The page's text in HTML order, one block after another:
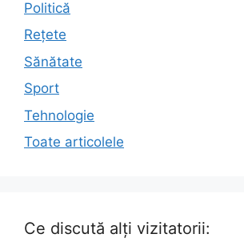
Politică
Rețete
Sănătate
Sport
Tehnologie
Toate articolele
Ce discută alți vizitatorii: